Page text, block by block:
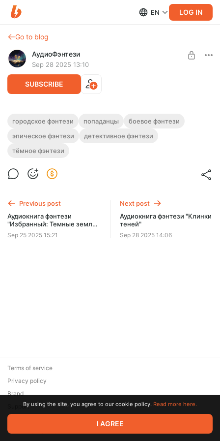
EN LOG IN
Go to blog
АудиоФэнтези
Sep 28 2025 13:10
SUBSCRIBE
Аудиокнига фэнтези "Тень дракона"
Полная версия.
Продолжительность: 16 часов 31 минут.
Слушайте эту и другие фэнтези-аудиокниги полностью, без
Level required:
городское фэнтези попаданцы
боевое фэнтези
эпическое фэнтези
детективное фэнтези
тёмное фэнтези
Previous post
Аудиокнига фэнтези
"Избранный: Темные земли"
[Книги 3, 4]
Sep 25 2025 15:21
Next post
Аудиокнига фэнтези "Клинки
теней"
Sep 28 2025 14:06
© 2026 Zaya Solutions Limited. All rights reserved. All trademarks
are the property of their respective owners.
Terms of service
Privacy policy
Brand
SupportBy using the site, you agree to our cookie policy. Read more here.
I AGREE